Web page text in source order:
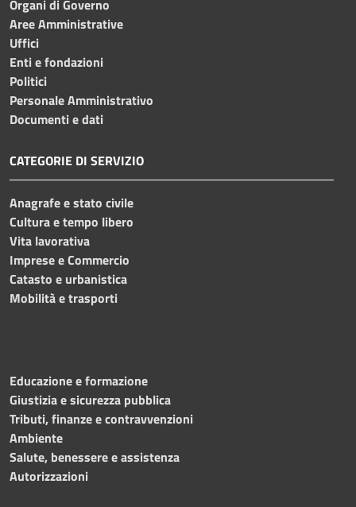
Organi di Governo
Aree Amministrative
Uffici
Enti e fondazioni
Politici
Personale Amministrativo
Documenti e dati
CATEGORIE DI SERVIZIO
Anagrafe e stato civile
Cultura e tempo libero
Vita lavorativa
Imprese e Commercio
Catasto e urbanistica
Mobilità e trasporti
Educazione e formazione
Giustizia e sicurezza pubblica
Tributi, finanze e contravvenzioni
Ambiente
Salute, benessere e assistenza
Autorizzazioni